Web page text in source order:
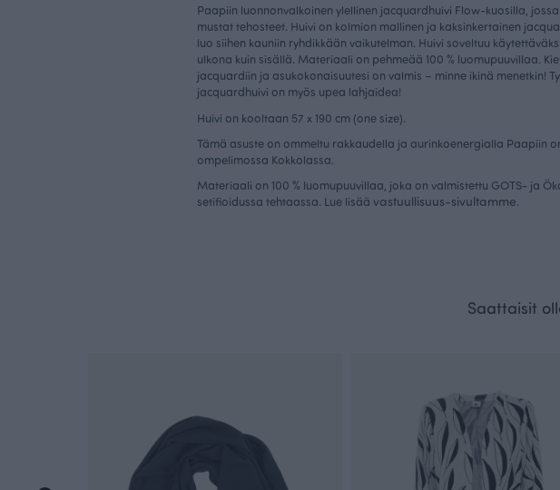
Paapiin luonnonvalkoinen ylellinen jacquardhuivi Flow-kuosilla,
mustat tehosteet. Huivi on kolmion mallinen ja kaksinkertainen
luo siihen kauniin ryhdikkään vaikutelman. Huivi soveltuu
ulkona kuin sisällä. Materiaali on pehmeää 100 % luomupuuvillaa.
jacquardiin ja asukokonaisuutesi on valmis – minne ikinä menetkin!
jacquardhuivi on myös upea lahjaidea!
Huivi on kooltaan 57 x 190 cm (one size).
Tämä asuste on ommeltu rakkaudella ja aurinkoenergialla Paapiin
ompelimossa Kokkolassa.
Materiaali on 100 % luomupuuvillaa, joka on valmistettu GOTS- ja
setifioidussa tehtaassa. Lue lisää vastuullisuus-sivultamme.
Saattaisit